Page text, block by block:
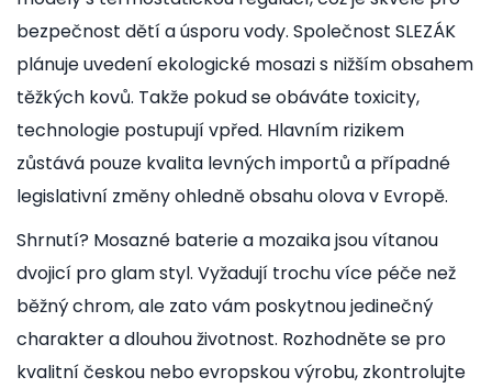
bezpečnost dětí a úsporu vody. Společnost SLEZÁK
plánuje uvedení ekologické mosazi s nižším obsahem
těžkých kovů. Takže pokud se obáváte toxicity,
technologie postupují vpřed. Hlavním rizikem
zůstává pouze kvalita levných importů a případné
legislativní změny ohledně obsahu olova v Evropě.
Shrnutí? Mosazné baterie a mozaika jsou vítanou
dvojicí pro glam styl. Vyžadují trochu více péče než
běžný chrom, ale zato vám poskytnou jedinečný
charakter a dlouhou životnost. Rozhodněte se pro
kvalitní českou nebo evropskou výrobu, zkontrolujte